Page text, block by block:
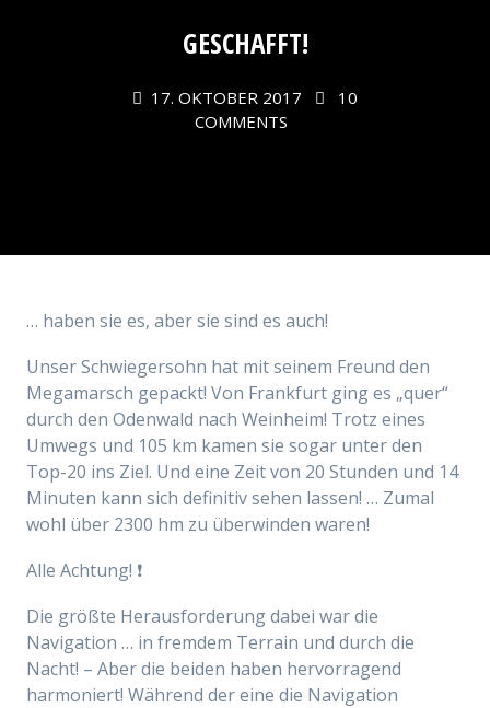
GESCHAFFT!
17. OKTOBER 2017
10
COMMENTS
… haben sie es, aber sie sind es auch!
Unser Schwiegersohn hat mit seinem Freund den
Megamarsch gepackt! Von Frankfurt ging es „quer“
durch den Odenwald nach Weinheim! Trotz eines
Umwegs und 105 km kamen sie sogar unter den
Top-20 ins Ziel. Und eine Zeit von 20 Stunden und 14
Minuten kann sich definitiv sehen lassen! … Zumal
wohl über 2300 hm zu überwinden waren!
Alle Achtung! ❗
Die größte Herausforderung dabei war die
Navigation … in fremdem Terrain und durch die
Nacht! – Aber die beiden haben hervorragend
harmoniert! Während der eine die Navigation